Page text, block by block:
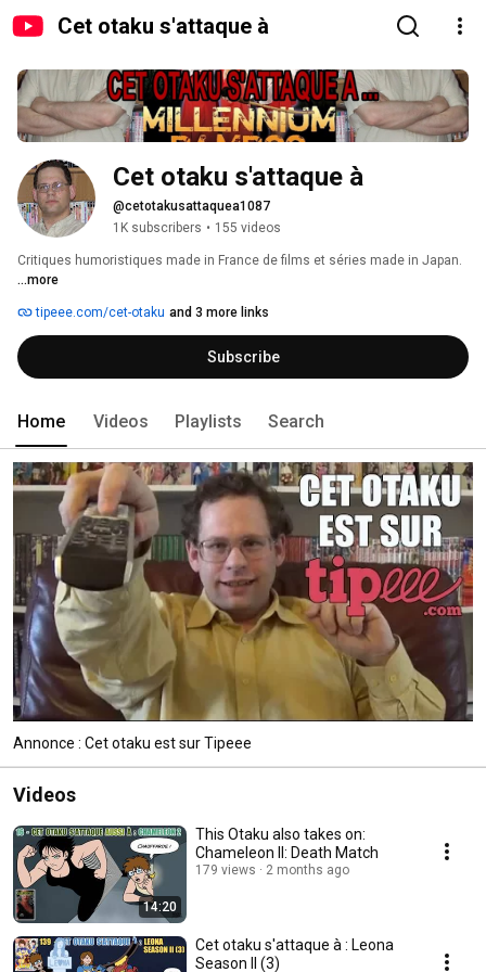
Cet otaku s'attaque à
Cet otaku s'attaque à
@cetotakusattaquea1087
1K subscribers • 155 videos
Critiques humoristiques made in France de films et séries made in Japan.
...more
tipeee.com/cet-otaku and 3 more links
Subscribe
Home Videos Playlists Search
Annonce : Cet otaku est sur Tipeee
Videos
14:20
This Otaku also takes on:
Chameleon II: Death Match
179 views 2 months ago
Cet otaku s'attaque à : Leona
Season II (3)